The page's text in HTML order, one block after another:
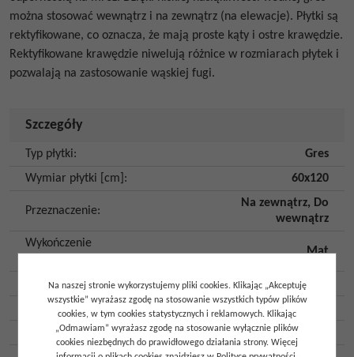
można stosować wewnątrz i na zewnątrz (na elewacje). Płytki są
rektyfikowane, co oznacza, że mają proste kąty i ostre krawędzie.
Rektyfikowane krawędzie niwelują różnice w rozmiarach płytek i
pozwalają na zastosowanie wąskiej fugi.
Szczegóły
Typ płytki:
Gres
Wymiar płytki [cm] : 60x120
Przeznaczenie:
Na zewnątrz, Do
wewnątrz
Wykończenie
Mat
Kolor:
Beżowy
Prostokąt
Klasa ścieralności:
Na naszej stronie wykorzystujemy pliki cookies. Klikając „Akceptuję
wszystkie” wyrażasz zgodę na stosowanie wszystkich typów plików
cookies, w tym cookies statystycznych i reklamowych. Klikając
„Odmawiam” wyrażasz zgodę na stosowanie wyłącznie plików
cookies niezbędnych do prawidłowego działania strony. Więcej